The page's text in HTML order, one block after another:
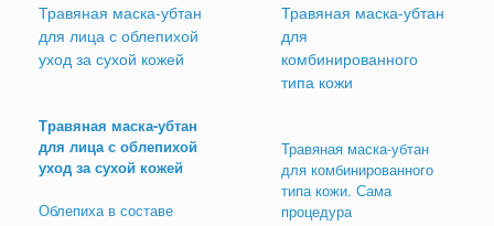
Травяная маска-убтан
для лица с облепихой
уход за сухой кожей
Травяная маска-убтан
для лицас облепихой
уход за сухой кожей
Облепиха в составе
Травяная маска-убтан
для
комбинированного
типа кожи
Травяная маска-убтан
для комбинированного
типа кожи. Сама
процедура